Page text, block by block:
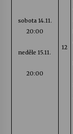
sobota 14.11.
20:00
neděle 15.11.
20:00
12